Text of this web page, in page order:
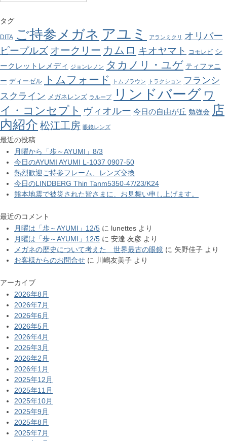
タグ
DITA ご持参メガネ アユミ アランミクリ
オリバー
ピープルズ オークリー カムロ キオヤマト コモレビ シ
ークレットレメディ
ジョンレノン タカノリ・ユゲ ティファニ
ー ディーゼル トムフォード トムブラウン トラクション フランシ
スクライン メガネレンズ ラループ リンドバーグ ワ
イ・コンセプト ヴィオルー 今日の自由が丘 勉強会 店
内紹介 松江工房 眼鏡レンズ
最近の投稿
月曜から「歩～AYUMI」8/3
今日のAYUMI AYUMI L-1037 0907-50
熱烈歓迎ご持参フレーム、レンズ交換
今日のLINDBERG Thin Tanm5350-47/23/K24
熊本地震で被災された皆さまに、お見舞い申し上げます。
最近のコメント
月曜は「歩～AYUMI」12/5 に lunettes より
月曜は「歩～AYUMI」12/5 に 安達 友彦 より
メガネの歴史について考えた 世界最古の眼鏡 に 矢野佳子 より
お客様からのお問合せ に 川嶋友美子 より
アーカイブ
2026年8月
2026年7月
2026年6月
2026年5月
2026年4月
2026年3月
2026年2月
2026年1月
2025年12月
2025年11月
2025年10月
2025年9月
2025年8月
2025年7月